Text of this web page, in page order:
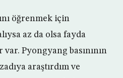
öğrenmek için
az da olsa fayda
Pyongyang basınının
araştırdım ve